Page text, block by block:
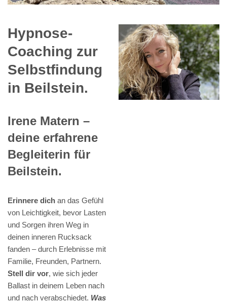
Hypnose-
Coaching zur
Selbstfindung
in Beilstein.
Irene Matern –
deine erfahrene
Begleiterin für
Beilstein.
Erinnere dich an das Gefühl
von Leichtigkeit, bevor Lasten
und Sorgen ihren Weg in
deinen inneren Rucksack
fanden – durch Erlebnisse mit
Familie, Freunden, Partnern.
Stell dir vor, wie sich jeder
Ballast in deinem Leben nach
und nach verabschiedet. Was